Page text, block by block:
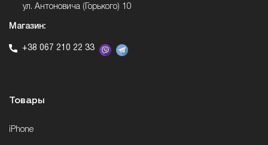
ул. Антоновича (Горького) 10
Магазин:
+38 067 210 22 33
Товары
iPhone